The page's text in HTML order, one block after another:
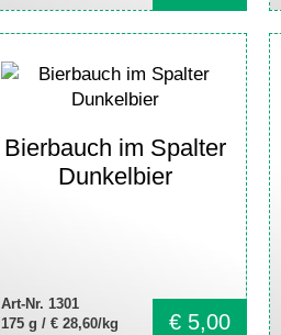
Bierbauch im Spalter
Dunkelbier
Art-Nr. 1301
175 g / € 28,60/kg € 5,00